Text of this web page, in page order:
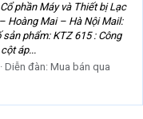
phần Máy và Thiết bị Lạc
Hoàng Mai – Hà Nội Mail:
phẩm: KTZ 615 : Công
áp...
Diễn đàn: Mua bán qua